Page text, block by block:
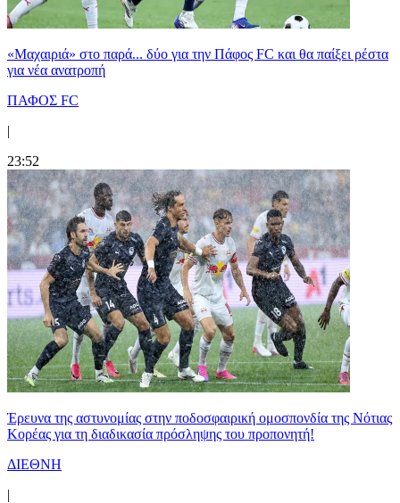
«Μαχαιριά» στο παρά... δύο για την Πάφος FC και θα παίξει ρέστα
για νέα ανατροπή
ΠΑΦΟΣ FC
|
23:52
Έρευνα της αστυνομίας στην ποδοσφαιρική ομοσπονδία της Νότιας
Κορέας για τη διαδικασία πρόσληψης του προπονητή!
ΔΙΕΘΝΗ
|